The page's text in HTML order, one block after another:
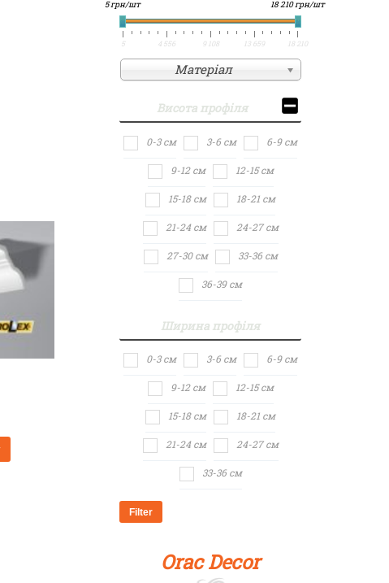
5 грн/шт 18 210 грн/шт
5 4 556 9 108 13 659 18 210
Матеріал
Висота профіля
0-3 см 3-6 см 6-9 см
9-12 см 12-15 см
15-18 см 18-21 см
21-24 см 24-27 см
27-30 см 33-36 см
36-39 см
Ширина профіля
0-3 см 3-6 см 6-9 см
9-12 см 12-15 см
15-18 см 18-21 см
21-24 см 24-27 см
33-36 см
Filter
Orac Decor